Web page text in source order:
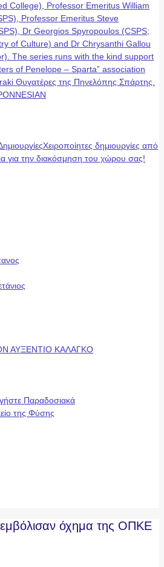
College), Professor Emeritus William
Professor Emeritus Steve
Dr Georgios Spyropoulos (CSPS;
of Culture) and Dr Chrysanthi Gallou
The series runs with the kind support
of Penelope – Sparta” association
Θυγατέρες της Πηνελόπης Σπάρτης.
Χειροποίητες δημιουργίες από
για την διακόσμηση του χώρου σας!
ΑΥΞΕΝΤΙΟ ΚΑΛΑΓΚΟ
Παραδοσιακά
της Φύσης
εμβόλισαν όχημα της ΟΠΚΕ